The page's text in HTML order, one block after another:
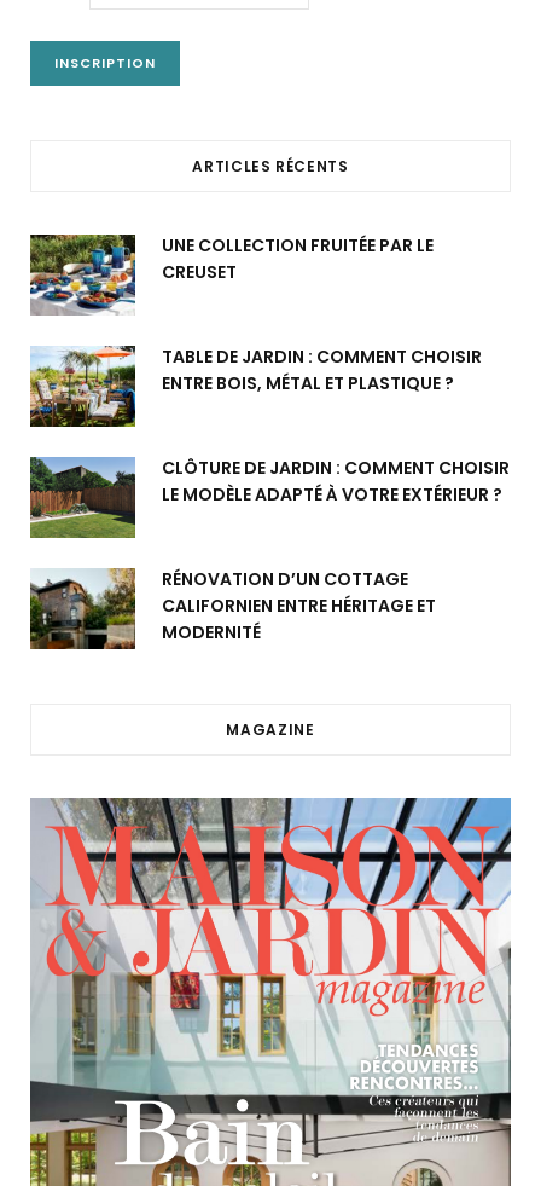
ARTICLES RÉCENTS
UNE COLLECTION FRUITÉE PAR LE
CREUSET
TABLE DE JARDIN : COMMENT CHOISIR
ENTRE BOIS, MÉTAL ET PLASTIQUE ?
CLÔTURE DE JARDIN : COMMENT CHOISIR
LE MODÈLE ADAPTÉ À VOTRE EXTÉRIEUR ?
RÉNOVATION D’UN COTTAGE
CALIFORNIEN ENTRE HÉRITAGE ET
MODERNITÉ
MAGAZINE